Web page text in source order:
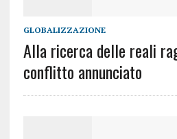
GLOBALIZZAZIONE
Alla ricerca delle reali
conflitto annunciato